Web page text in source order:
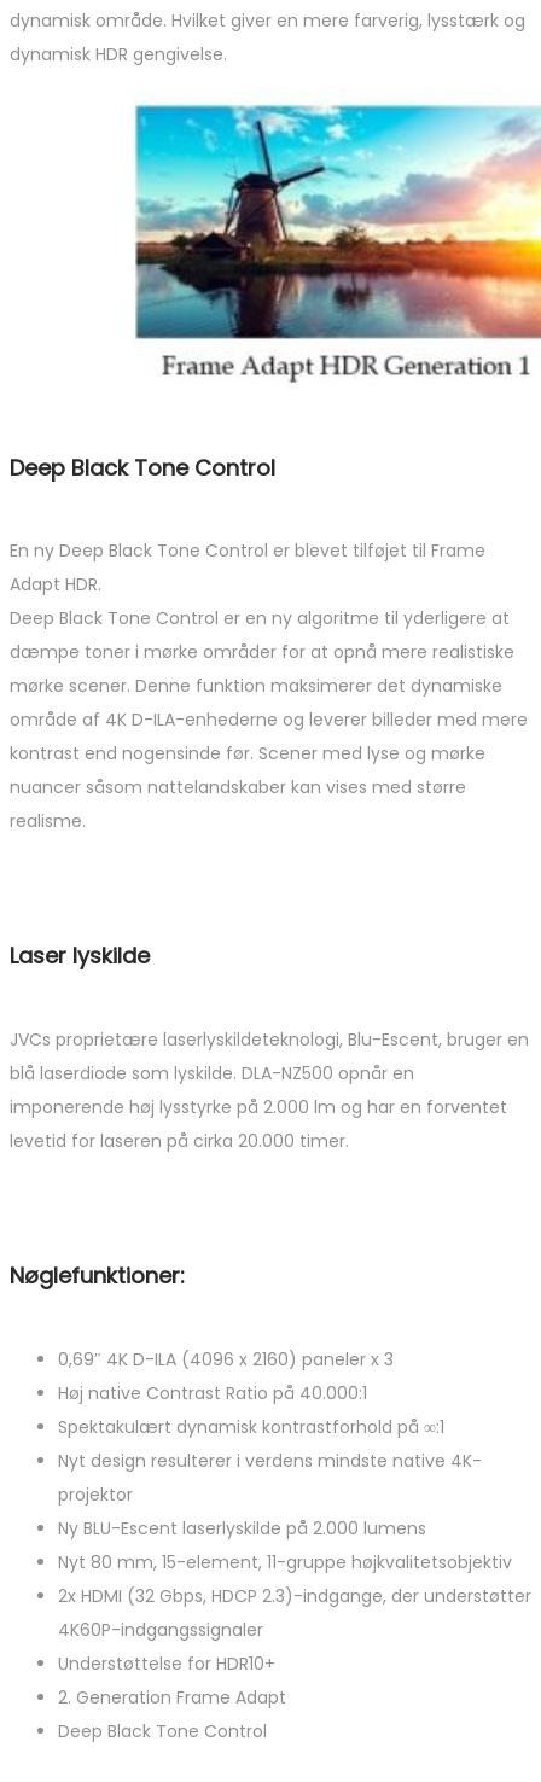
dynamisk område. Hvilket giver en mere farverig, lysstærk og
dynamisk HDR gengivelse.
Deep Black Tone Control
En ny Deep Black Tone Control er blevet tilføjet til Frame
Adapt HDR.
Deep Black Tone Control er en ny algoritme til yderligere at
dæmpe toner i mørke områder for at opnå mere realistiske
mørke scener. Denne funktion maksimerer det dynamiske
område af 4K D-ILA-enhederne og leverer billeder med mere
kontrast end nogensinde før. Scener med lyse og mørke
nuancer såsom nattelandskaber kan vises med større
realisme.
Laser lyskilde
JVCs proprietære laserlyskildeteknologi, Blu-Escent, bruger en
blå laserdiode som lyskilde. DLA-NZ500 opnår en
imponerende høj lysstyrke på 2.000 lm og har en forventet
levetid for laseren på cirka 20.000 timer.
Nøglefunktioner:
0,69″ 4K D-ILA (4096 x 2160) paneler x 3
Høj native Contrast Ratio på 40.000:1
Spektakulært dynamisk kontrastforhold på ∞:1
Nyt design resulterer i verdens mindste native 4K-
projektor
Ny BLU-Escent laserlyskilde på 2.000 lumens
Nyt 80 mm, 15-element, 11-gruppe højkvalitetsobjektiv
2x HDMI (32 Gbps, HDCP 2.3)-indgange, der understøtter
4K60P-indgangssignaler
Understøttelse for HDR10+
2. Generation Frame Adapt
Deep Black Tone Control